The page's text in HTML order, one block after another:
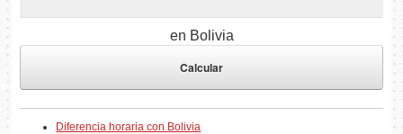
en Bolivia
Diferencia horaria con Bolivia